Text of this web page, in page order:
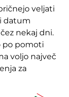
veljati
datum
nekaj dni.
po pomoti
voljo največ
za